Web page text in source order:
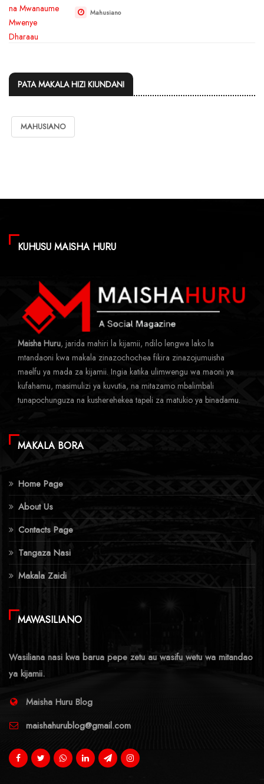
Mahusiano
PATA MAKALA HIZI KIUNDANI
MAHUSIANO
KUHUSU MAISHA HURU
Maisha Huru, jarida mahiri la kijamii, ndilo lengwa lako la
mtandaoni kwa makala zinazochochea fikira zinazojumuisha
maelfu ya mada za kijamii. Ingia katika ulimwengu wa maoni ya
kufahamu, masimulizi ya kuvutia, na mitazamo mbalimbali
tunapochunguza na kusherehekea tapeli za matukio ya binadamu.
MAKALA BORA
Home Page
About Us
Contacts Page
Tangaza Nasi
Makala Zaidi
MAWASILIANO
Wasiliana nasi kwa barua pepe zetu au wasifu wetu wa mitandao
ya kijamii.
Maisha Huru Blog
maishahurublog@gmail.com